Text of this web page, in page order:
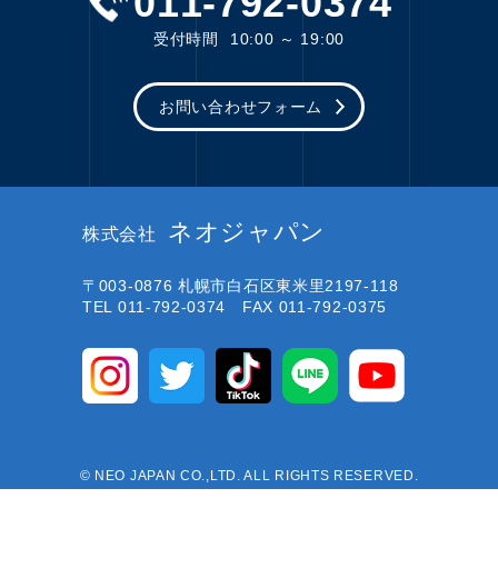
受付時間 10:00 ～ 19:00
お問い合わせフォーム
株式会社 ネオジャパン
〒003-0876 札幌市白石区東米里2197-118
TEL 011-792-0374 FAX 011-792-0375
© NEO JAPAN CO.,LTD. ALL RIGHTS RESERVED.